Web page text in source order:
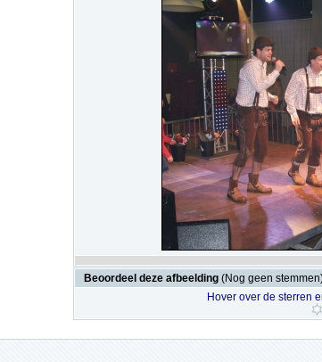
Beoordeel deze afbeelding (Nog geen
Hover over de sterren